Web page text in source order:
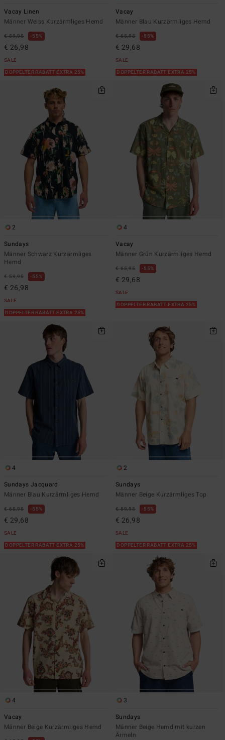
Vacay Linen
Männer Weiss Kurzärmliges Hemd
€ 59,95 55%
€ 26,98
SALE
DOPPELTER RABATT EXTRA 25%
Vacay
Männer Blau Kurzärmliges Hemd
€ 65,95 55%
€ 29,68
SALE
DOPPELTER RABATT EXTRA 25%
2
Sundays
Männer Schwarz Kurzärmliges
Hemd
€ 59,95 55%
€ 26,98
SALE
DOPPELTER RABATT EXTRA 25%
4
Vacay
Männer Grün Kurzärmliges Hemd
€ 65,95 55%
€ 29,68
SALE
DOPPELTER RABATT EXTRA 25%
4
Sundays Jacquard
Männer Blau Kurzärmliges Hemd
€ 65,95 55%
€ 29,68
SALE
DOPPELTER RABATT EXTRA 25%
2
Sundays
Männer Beige Kurzärmliges Top
€ 59,95 55%
€ 26,98
SALE
DOPPELTER RABATT EXTRA 25%
4
Vacay
Männer Beige Kurzärmliges Hemd
3
Sundays
Männer Beige Hemd mit kurzen
Ärmeln